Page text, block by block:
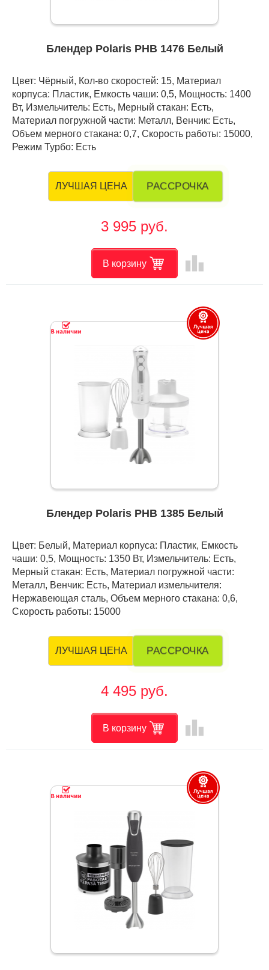
Блендер Polaris PHB 1476 Белый
Цвет: Чёрный, Кол-во скоростей: 15, Материал
корпуса: Пластик, Емкость чаши: 0,5, Мощность: 1400
Вт, Измельчитель: Есть, Мерный стакан: Есть,
Материал погружной части: Металл, Венчик: Есть,
Объем мерного стакана: 0,7, Скорость работы: 15000,
Режим Турбо: Есть
ЛУЧШАЯ ЦЕНА РАССРОЧКА
3 995 руб.
В корзину leaderboard
Блендер Polaris PHB 1385 Белый
Цвет: Белый, Материал корпуса: Пластик, Емкость
чаши: 0,5, Мощность: 1350 Вт, Измельчитель: Есть,
Мерный стакан: Есть, Материал погружной части:
Металл, Венчик: Есть, Материал измельчителя:
Нержавеющая сталь, Объем мерного стакана: 0,6,
Скорость работы: 15000
ЛУЧШАЯ ЦЕНА РАССРОЧКА
4 495 руб.
В корзину leaderboard